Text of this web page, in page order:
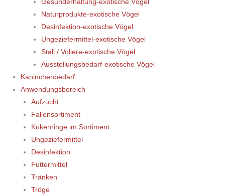
Gesunderhaltung-exotische Vögel
Naturprodukte-exotische Vögel
Desinfektion-exotische Vögel
Ungeziefermittel-exotische Vögel
Stall / Voliere-exotische Vögel
Ausstellungsbedarf-exotische Vögel
Kaninchenbedarf
Anwendungsbereich
Aufzucht
Fallensortiment
Kükenringe im Sortiment
Ungeziefermittel
Desinfektion
Futtermittel
Tränken
Tröge